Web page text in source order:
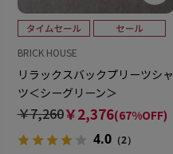
BRICK HOUSE
リラックスバックプリーツシャ
ツ＜シーグリーン＞
￥7,260￥2,376(67%OFF)
4.0（2）